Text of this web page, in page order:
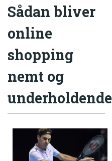
Sådan bliver
online
shopping
nemt og
underholdende